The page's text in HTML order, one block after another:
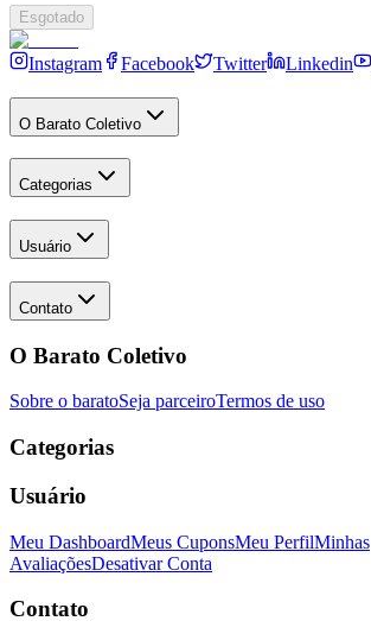
Esgotado
Instagram Facebook Twitter Linkedin
O Barato Coletivo
Categorias
Usuário
Contato
O Barato Coletivo
Sobre o baratoSeja parceiroTermos de uso
Categorias
Usuário
Meu DashboardMeus CuponsMeu PerfilMinhas
AvaliaçõesDesativar Conta
Contato